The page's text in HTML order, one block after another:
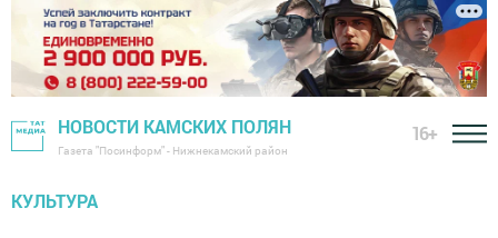
НОВОСТИ КАМСКИХ ПОЛЯН
Газета "Посинформ" - Нижнекамский район
16+
КУЛЬТУРА